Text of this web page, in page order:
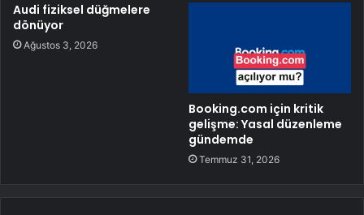
Audi fiziksel düğmelere
dönüyor
Ağustos 3, 2026
Booking.com için kritik
gelişme: Yasal düzenleme
gündemde
Temmuz 31, 2026